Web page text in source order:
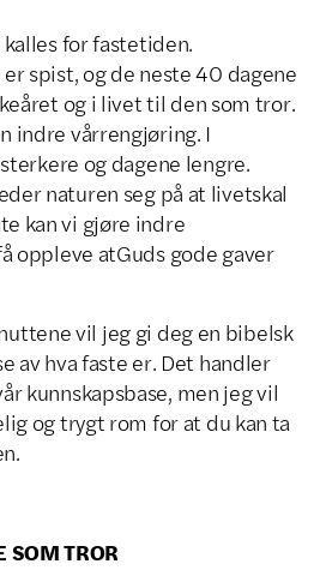
for fastetiden.
spist, og de neste 40 dagene
og i livet til den som tror.
indre vårrengjøring. I
og dagene lengre.
naturen seg på at livetskal
kan vi gjøre indre
oppleve atGuds gode gaver
vil jeg gi deg en bibelsk
av hva faste er. Det handler
kunnskapsbase, men jeg vil
og trygt rom for at du kan ta
SOM TROR